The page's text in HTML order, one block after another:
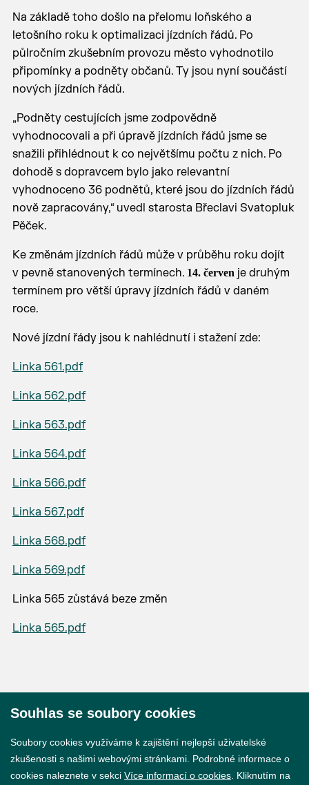
Na základě toho došlo na přelomu loňského a
letošního roku k optimalizaci jízdních řádů. Po
půlročním zkušebním provozu město vyhodnotilo
připomínky a podněty občanů. Ty jsou nyní součástí
nových jízdních řádů.
„Podněty cestujících jsme zodpovědně
vyhodnocovali a při úpravě jízdních řádů jsme se
snažili přihlédnout k co největšímu počtu z nich. Po
dohodě s dopravcem bylo jako relevantní
vyhodnoceno 36 podnětů, které jsou do jízdních řádů
nově zapracovány,“ uvedl starosta Břeclavi Svatopluk
Pěček.
Ke změnám jízdních řádů může v průběhu roku dojít
v pevně stanovených termínech. 14. červenje druhým
termínem pro větší úpravy jízdních řádů v daném
roce.
Nové jízdní řády jsou k nahlédnutí i stažení zde:
Linka 561.pdf
Linka 562.pdf
Linka 563.pdf
Linka 564.pdf
Linka 566.pdf
Linka 567.pdf
Linka 568.pdf
Linka 569.pdf
Linka 565 zůstává beze změn
Linka 565.pdf
Souhlas se soubory cookies
Soubory cookies využíváme k zajištění nejlepší uživatelské
zkušenosti s našimi webovými stránkami. Podrobné informace o
cookies naleznete v sekci Více informací o cookies . Kliknutím na